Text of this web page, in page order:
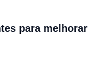
para melhorar